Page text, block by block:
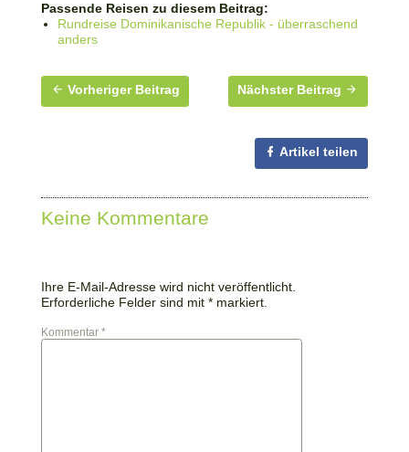
Passende Reisen zu diesem Beitrag:
Rundreise Dominikanische Republik - überraschend
anders
Vorheriger Beitrag Nächster Beitrag
Artikel teilen
Keine Kommentare
Ihre E-Mail-Adresse wird nicht veröffentlicht.
Erforderliche Felder sind mit * markiert.
Kommentar *